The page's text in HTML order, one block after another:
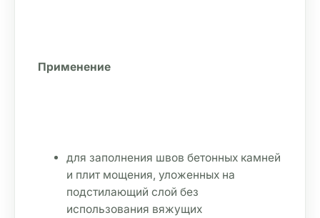
Применение
для заполнения швов бетонных камней
и плит мощения, уложенных на
подстилающий слой без
использования вяжущих